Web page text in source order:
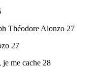
Théodore Alonzo 27
27
je me cache 28